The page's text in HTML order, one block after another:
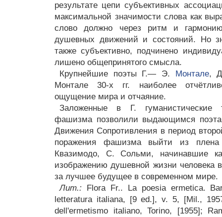
результате цепи субъективных
максимальной значимости слова как
слово должно через ритм и
душевных движений и состояний. Но
также субъективно, подчинено
лишено общепринятого смысла.
Крупнейшие поэты Г.— Э. Монтале,
Монтале 30-х гг. наиболее
ощущение мира и отчаяние.
Заложенные в Г. гуманистические
фашизма позволили выдающимся
Движения Сопротивления в период
поражения фашизма выйти из
Квазимодо, С. Сольми, начинавшие
изображению душевной жизни человека
за лучшее будущее в современном мире.
Лит.: Flora Fr.. La poesia ermetica.
letteratura italiana, [9 ed.], v. 5, [Mil.,
dell'ermetismo italiano, Torino, [1955];